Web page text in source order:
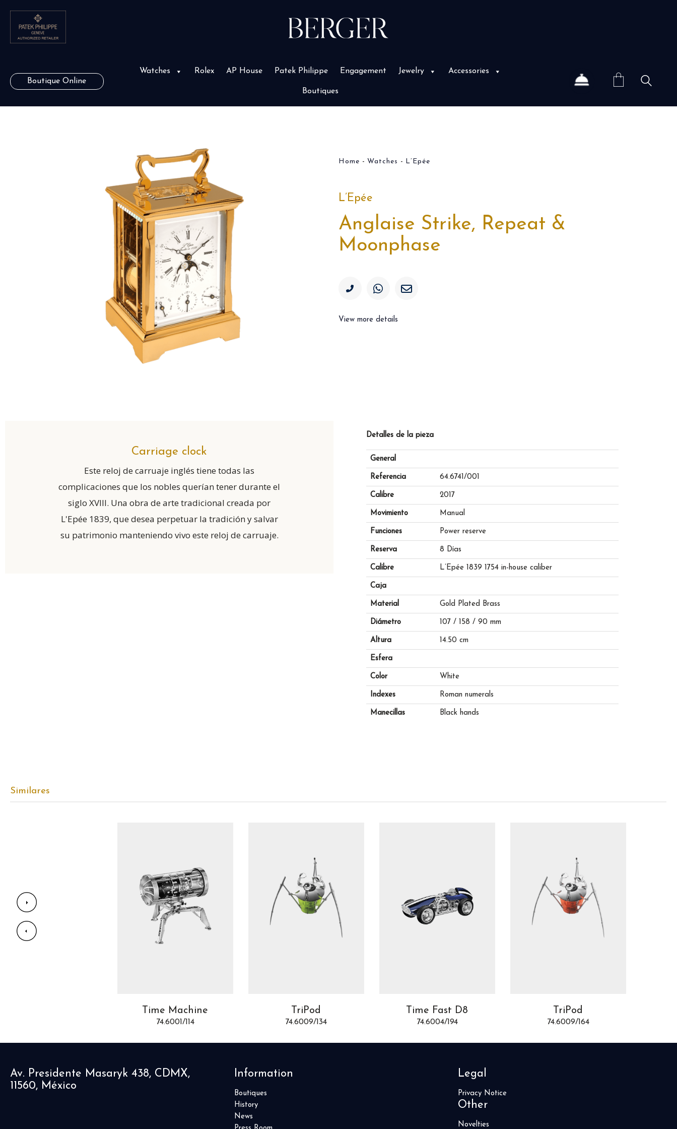
Boutique Online
Watches Rolex AP House Patek Philippe Engagement Jewelry Accessories
Boutiques
Home Watches L’Epée
L’Epée
Anglaise Strike, Repeat &
Moonphase
View more details
Carriage clock
Este reloj de carruaje inglés tiene todas las
complicaciones que los nobles querían tener durante el
siglo XVIII. Una obra de arte tradicional creada por
L'Epée 1839, que desea perpetuar la tradición y salvar
su patrimonio manteniendo vivo este reloj de carruaje.
Detalles de la pieza
General
Referencia 64.6741/001
Calibre 2017
Movimiento Manual
Funciones Power reserve
Reserva 8 Días
Calibre L’Epée 1839 1754 in-house caliber
Caja
Material Gold Plated Brass
Diámetro 107 / 158 / 90 mm
Altura 14.50 cm
Esfera
Color White
Indexes Roman numerals
Manecillas Black hands
Similares
Time Machine
74.6001/114
TriPod
74.6009/134
Time Fast D8
74.6004/194
TriPod
74.6009/164
Av. Presidente Masaryk 438, CDMX,
11560, México
Information
Boutiques
History
News
Legal
Privacy Notice
Other
Novelties